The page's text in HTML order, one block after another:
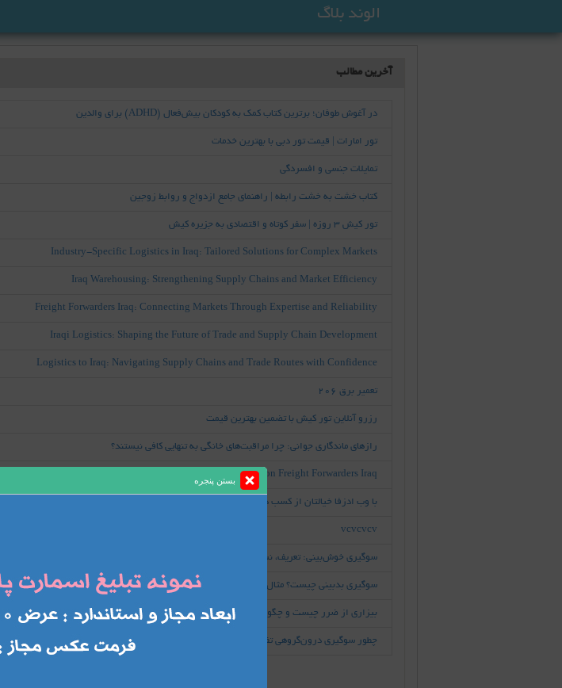
الوند بلاگ
آخرین مطالب
در آغوش طوفان؛ برترین کتاب کمک به کودکان بیش‌فعال (ADHD) برای والدین
تور امارات | قیمت تور دبی با بهترین خدمات
تمایلات جنسی و افسردگی
کتاب خشت به خشت رابطه | راهنمای جامع ازدواج و روابط زوجین
تور کیش 3 روزه | سفر کوتاه و اقتصادی به جزیره کیش
Industry-Specific Logistics in Iraq: Tailored Solutions for Complex Markets
Iraq Warehousing: Strengthening Supply Chains and Market Efficiency
Freight Forwarders Iraq: Connecting Markets Through Expertise and Reliability
Iraqi Logistics: Shaping the Future of Trade and Supply Chain Development
Logistics to Iraq: Navigating Supply Chains and Trade Routes with Confidence
تعمیر برق 206
رزرو آنلاین تور کیش با تضمین بهترین قیمت
رازهای ماندگاری جوانی: چرا مراقبت‌های خانگی به تنهایی کافی نیستند؟
The Strategic Role of Logistics in Emerging Markets: A Focus on Freight Forwarders Iraq
با وب ادزفا خیالتان از کسب درآمد راحت است.
vcvcvcv
سوگیری خوش‌بینی: تعریف، نشانه‌ها و مثال‌های واقعی
سوگیری بدبینی چیست؟ مثال‌های واقعی و کاربردی
بیزاری از ضرر چیست و چگونه تصمیم‌گیری را منحرف می‌کند؟
چطور سوگیری درون‌گروهی تفکر ما را نسبت به دیگران منحرف می‌کند؟
بستن پنجره